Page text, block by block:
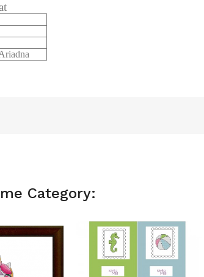
Category: